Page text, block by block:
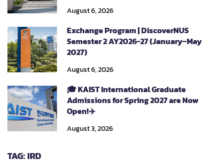
August 6, 2026
Exchange Program | DiscoverNUS
Semester 2 AY2026-27 (January–May
2027)
August 6, 2026
🎓 KAIST International Graduate
Admissions for Spring 2027 are Now
Open!✈️
August 3, 2026
TAG: IRD